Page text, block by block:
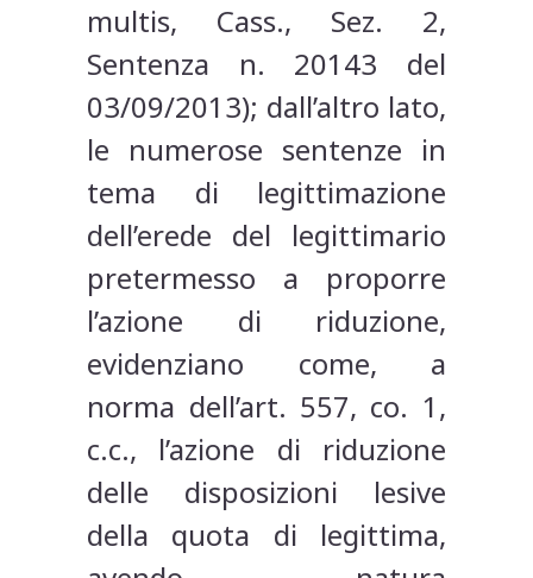
multis, Cass., Sez. 2,
Sentenza n. 20143 del
03/09/2013); dall’altro lato,
le numerose sentenze in
tema di legittimazione
dell’erede del legittimario
pretermesso a proporre
l’azione di riduzione,
evidenziano come, a
norma dell’art. 557, co. 1,
c.c., l’azione di riduzione
delle disposizioni lesive
della quota di legittima,